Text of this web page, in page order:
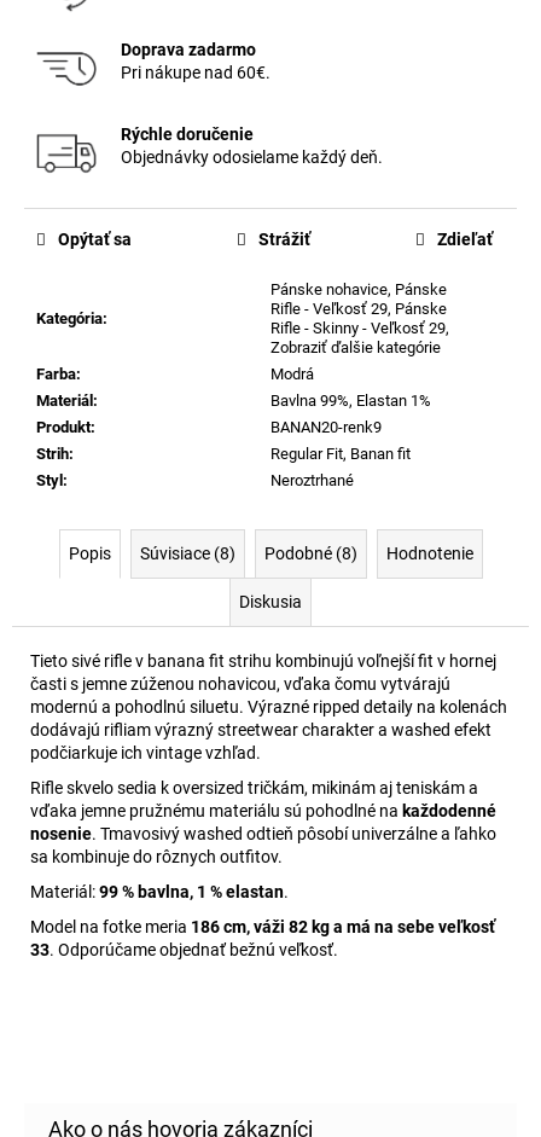
Doprava zadarmo
Pri nákupe nad 60€.
Rýchle doručenie
Objednávky odosielame každý deň.
Kategória:
Pánske nohavice, Pánske
Rifle - Veľkosť 29, Pánske
Rifle - Skinny - Veľkosť 29,
Zobraziť ďalšie kategórie
Farba:
Modrá
Materiál :
Bavlna 99%, Elastan 1%
Produkt:
BANAN20-renk9
Strih: Regular Fit, Banan fit
Styl : Neroztrhané
Opýtať sa Strážiť Zdieľať
Popis Súvisiace (8) Podobné (8) Hodnotenie
Diskusia
Tieto sivé rifle v banana fit strihu kombinujú voľnejší fit v hornej
časti s jemne zúženou nohavicou, vďaka čomu vytvárajú
modernú a pohodlnú siluetu. Výrazné ripped detaily na kolenách
dodávajú rifliam výrazný streetwear charakter a washed efekt
podčiarkuje ich vintage vzhľad.
Rifle skvelo sedia k oversized tričkám, mikinám aj teniskám a
vďaka jemne pružnému materiálu sú pohodlné na každodenné
nosenie. Tmavosivý washed odtieň pôsobí univerzálne a ľahko
sa kombinuje do rôznych outfitov.
Materiál:99 % bavlna, 1 % elastan.
Model na fotke meria 186 cm, váži 82 kg a má na sebe veľkosť
33. Odporúčame objednať bežnú veľkosť.